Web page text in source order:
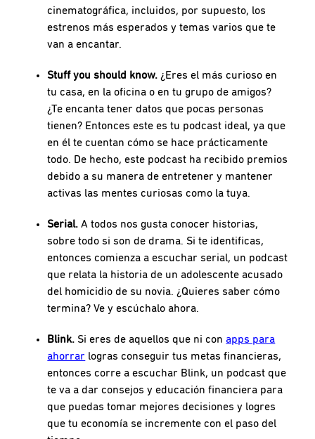
cinematográfica, incluidos, por supuesto, los
estrenos más esperados y temas varios que te
van a encantar.
Stuff you should know. ¿Eres el más curioso en
tu casa, en la oficina o en tu grupo de amigos?
¿Te encanta tener datos que pocas personas
tienen? Entonces este es tu podcast ideal, ya que
en él te cuentan cómo se hace prácticamente
todo. De hecho, este podcast ha recibido premios
debido a su manera de entretener y mantener
activas las mentes curiosas como la tuya.
Serial. A todos nos gusta conocer historias,
sobre todo si son de drama. Si te identificas,
entonces comienza a escuchar serial, un podcast
que relata la historia de un adolescente acusado
del homicidio de su novia. ¿Quieres saber cómo
termina? Ve y escúchalo ahora.
Blink. Si eres de aquellos que ni con apps para
ahorrar logras conseguir tus metas financieras,
entonces corre a escuchar Blink, un podcast que
te va a dar consejos y educación financiera para
que puedas tomar mejores decisiones y logres
que tu economía se incremente con el paso del